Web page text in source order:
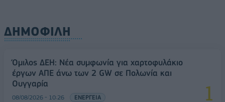
ΔΗΜΟΦΙΛΗ
Όμιλος ΔΕΗ: Νέα συμφωνία για χαρτοφυλάκιο
έργων ΑΠΕ άνω των 2 GW σε Πολωνία και
Ουγγαρία
08/08/2026 - 10:26 ΕΝΕΡΓΕΙΑ